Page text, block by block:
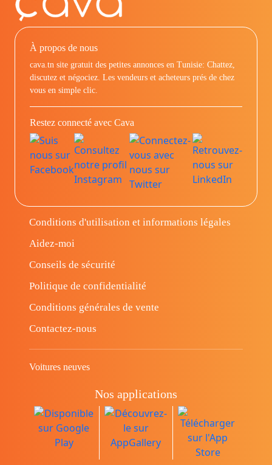
À propos de nous
cava.tn site gratuit des petites annonces en Tunisie: Chattez,
discutez et négociez. Les vendeurs et acheteurs prés de chez
vous en simple clic.
Restez connecté avec Cava
Conditions d'utilisation et informations légales
Aidez-moi
Conseils de sécurité
Politique de confidentialité
Conditions générales de vente
Contactez-nous
Voitures neuves
Nos applications